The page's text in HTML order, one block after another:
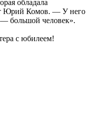
обладала
Юрий Комов. — У него
большой человек».
с юбилеем!